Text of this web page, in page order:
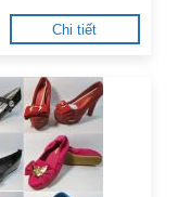
Chi tiết